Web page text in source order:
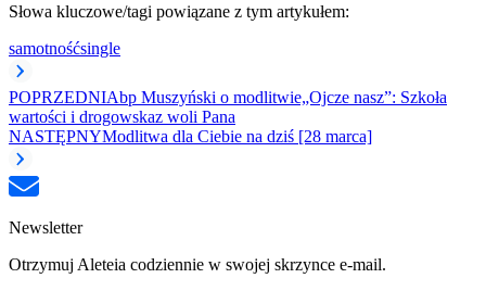
Słowa kluczowe/tagi powiązane z tym artykułem:
samotnośćsingle
POPRZEDNIAbp Muszyński o modlitwie„Ojcze nasz”: Szkoła
wartości i drogowskaz woli Pana
NASTĘPNYModlitwa dla Ciebie na dziś [28 marca]
Newsletter
Otrzymuj Aleteia codziennie w swojej skrzynce e-mail.